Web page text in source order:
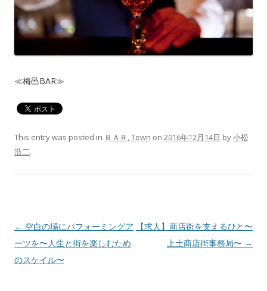
≪梅邑BAR≫
This entry was posted in ＢＡＲ ,Town on 2016年12月14日 by小松
浩二.
Post navigation
← 空白の場にパフォーミングア
ーツを〜人生と街を楽しむため
のスケイル〜
【求人】商店街を支えるひと〜
上土商店街事務局〜 →